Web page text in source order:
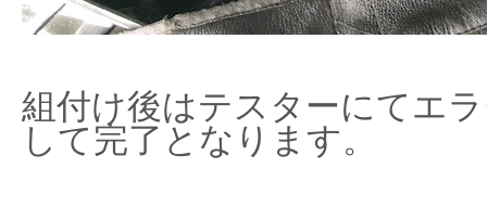
組付け後はテスターにてエ
して完了となります。